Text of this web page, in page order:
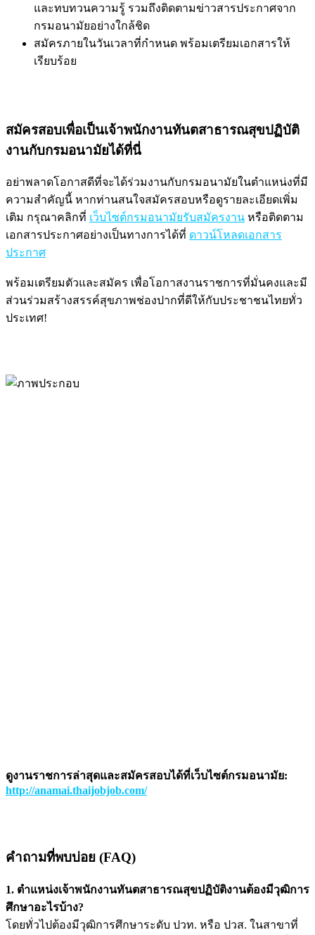
และทบทวนความรู้ รวมถึงติดตามข่าวสารประกาศจาก
กรมอนามัยอย่างใกล้ชิด
สมัครภายในวันเวลาที่กำหนด พร้อมเตรียมเอกสารให้
เรียบร้อย
สมัครสอบเพื่อเป็นเจ้าพนักงานทันตสาธารณสุขปฏิบัติ
งานกับกรมอนามัยได้ที่นี่
อย่าพลาดโอกาสดีที่จะได้ร่วมงานกับกรมอนามัยในตำแหน่งที่มี
ความสำคัญนี้ หากท่านสนใจสมัครสอบหรือดูรายละเอียดเพิ่ม
เติม กรุณาคลิกที่ เว็บไซต์กรมอนามัยรับสมัครงาน หรือติดตาม
เอกสารประกาศอย่างเป็นทางการได้ที่ ดาวน์โหลดเอกสาร
ประกาศ
พร้อมเตรียมตัวและสมัคร เพื่อโอกาสงานราชการที่มั่นคงและมี
ส่วนร่วมสร้างสรรค์สุขภาพช่องปากที่ดีให้กับประชาชนไทยทั่ว
ประเทศ!
ดูงานราชการล่าสุดและสมัครสอบได้ที่เว็บไซต์กรมอนามัย:
http://anamai.thaijobjob.com/
คำถามที่พบบ่อย (FAQ)
1. ตำแหน่งเจ้าพนักงานทันตสาธารณสุขปฏิบัติงานต้องมีวุฒิการ
ศึกษาอะไรบ้าง?
โดยทั่วไปต้องมีวุฒิการศึกษาระดับ ปวท. หรือ ปวส. ในสาขาที่